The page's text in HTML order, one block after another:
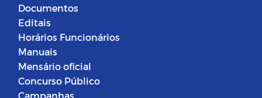
Documentos
Editais
Horários Funcionários
Manuais
Mensário oficial
Concurso Público
Campanhas